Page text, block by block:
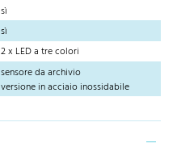
sì
sì
2 x LED a tre colori
sensore da archivio
versione in acciaio inossidabile